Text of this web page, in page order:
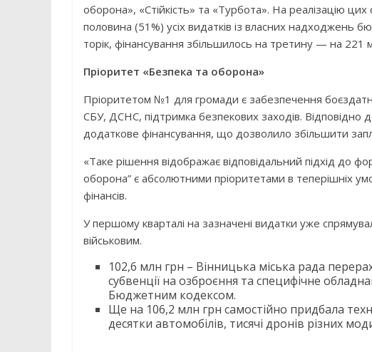
оборона», «Стійкість» та «Турбота». На реалізацію
половина (51%) усіх видатків із власних
торік, фінансування збільшилось на третину — на 221
Пріоритет «Безпека та оборона»
Пріоритетом №1 для громади є забезпечення
СБУ, ДСНС, підтримка безпекових заходів. Відповідно
додаткове фінансування, що дозволило збільшити
«Таке рішення відображає відповідальний підхід до
оборона” є абсолютними пріоритетами в теперішніх
фінансів.
У першому кварталі на зазначені видатки уже
військовим.
102,6 млн грн – Вінницька міська рада
субвенції на озброєння та специфічне
Бюджетним кодексом.
Ще на 106,2 млн грн самостійно придбала
десятки автомобілів, тисячі дронів різних